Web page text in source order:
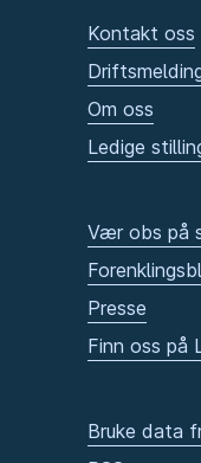
Kontakt oss
Om oss
Ledige
Vær obs på
Presse
Finn oss på
Bruke data